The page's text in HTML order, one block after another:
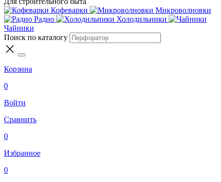
Кофеварки
Микроволновки
Радио
Холодильники
Чайники
Поиск по каталогу
Корзина
0
Войти
Сравнить
0
Избранное
0